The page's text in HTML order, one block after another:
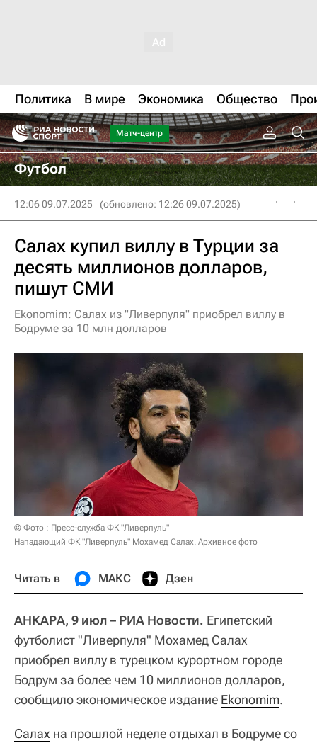
Политика В мире Экономика Общество
Матч-центр
Футбол
12:06 09.07.2025 (обновлено: 12:26 09.07.2025)
Салах купил виллу в Турции за
десять миллионов долларов,
пишут СМИ
Ekonomim: Салах из "Ливерпуля" приобрел виллу в
Бодруме за 10 млн долларов
© Фото : Пресс-служба ФК "Ливерпуль"
Нападающий ФК "Ливерпуль" Мохамед Салах. Архивное фото
Читать в МАКС Дзен
АНКАРА, 9 июл – РИА Новости. Египетский
футболист "Ливерпуля" Мохамед Салах
приобрел виллу в турецком курортном городе
Бодрум за более чем 10 миллионов долларов,
сообщило экономическое издание Ekonomim.
Салах на прошлой неделе отдыхал в Бодруме со